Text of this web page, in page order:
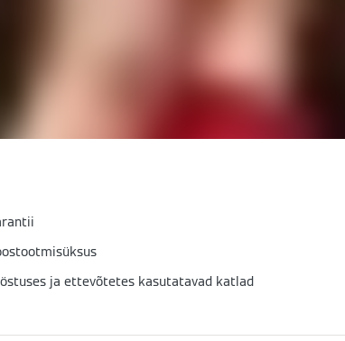
ja ettevõtetes kasutatavad katlad